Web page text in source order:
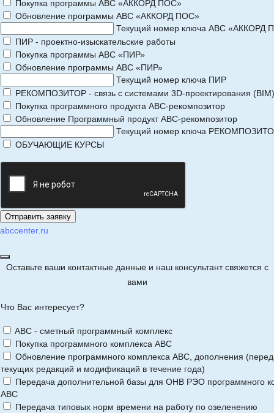
Покупка программы АВС «АККОРД ПОС»
Обновление программы АВС «АККОРД ПОС»
Текущий номер ключа АВС «АККОРД
ПИР - проектно-изыскательские работы
Покупка программы АВС «ПИР»
Обновление программы АВС «ПИР»
Текущий номер ключа ПИР
РЕКОМПОЗИТОР - связь с системами 3D-проектирования (BIM)
Покупка программного продукта АВС-рекомпозитор
Обновление Программный продукт АВС-рекомпозитор
Текущий номер ключа
ОБУЧАЮЩИЕ КУРСЫ
abccenter.ru
Оставьте ваши контактные данные и наш консультант свяжется с
вами
Что Вас интересует?
ABC - сметный программный комплекс
Покупка программного комплекса АВС
Обновление программного комплекса АВС, дополнения
текущих редакций и модификаций в течение года)
Передача дополнительной базы для ОНВ РЭО программного
АВС
Передача типовых норм времени на работу по озеленению